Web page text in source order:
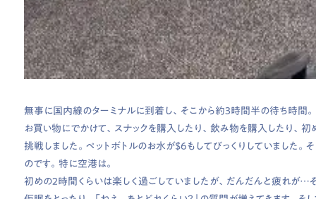
無事に国内線のターミナルに到着し、そこから約３時間半の待ち時間
お買い物にでかけて、スナックを購入したり、飲み物を購入したり、初
挑戦しました。ペットボトルのお水が$6もしてびっくりしていました。
のです。特に空港は。
初めの２時間くらいは楽しく過ごしていましたが、だんだんと疲れが…